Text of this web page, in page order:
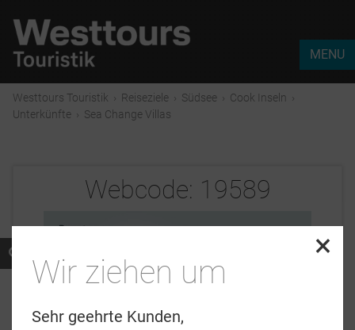
MENU
Westtours Touristik › Reiseziele › Südsee › Cook Inseln ›
Unterkünfte › Sea Change Villas
Webcode: 19589
×
Wir ziehen um
Sehr geehrte Kunden,